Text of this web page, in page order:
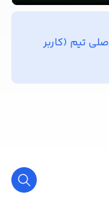
تیم (کاربر